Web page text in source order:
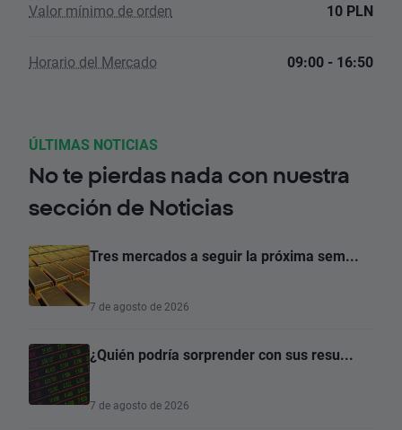
Valor mínimo de orden 10 PLN
Horario del Mercado 09:00 - 16:50
ÚLTIMAS NOTICIAS
No te pierdas nada con nuestra
sección de Noticias
Tres mercados a seguir la próxima sem...
7 de agosto de 2026
¿Quién podría sorprender con sus resu...
7 de agosto de 2026